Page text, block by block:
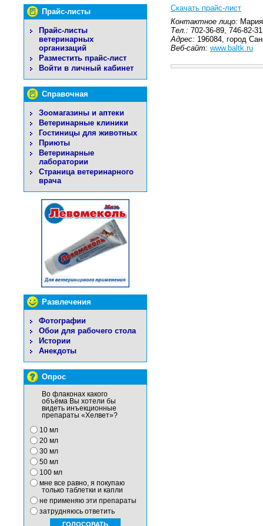
Прайс-листы
Прайс-листы
ветеринарных
организаций
Разместить прайс-лист
Войти в личный кабинет
Справочная
Зоомагазины и аптеки
Ветеринарные клиники
Гостиницы для животных
Приюты
Ветеринарные
лаборатории
Страница ветеринарного
врача
Развлечения
Фотографии
Обои для рабочего стола
Истории
Анекдоты
Опрос
Во флаконах какого
объёма Вы хотели бы
видеть инъекционные
препараты «Хелвет»?
10 мл
20 мл
30 мл
50 мл
100 мл
мне все равно, я покупаю
только таблетки и капли
не применяю эти препараты
затрудняюсь ответить
Скачать прайс-лист
Контактное лицо:
Тел.: 702-36-89, 746-82-31
Адрес: 196084, город
Веб-сайт: www.baltk.ru